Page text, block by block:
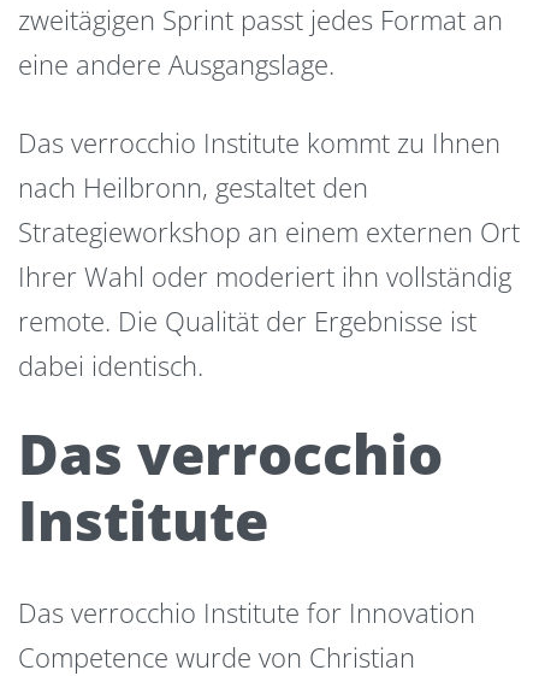
zweitägigen Sprint passt jedes Format an
eine andere Ausgangslage.
Das verrocchio Institute kommt zu Ihnen
nach Heilbronn, gestaltet den
Strategieworkshop an einem externen Ort
Ihrer Wahl oder moderiert ihn vollständig
remote. Die Qualität der Ergebnisse ist
dabei identisch.
Das verrocchio
Institute
Das verrocchio Institute for Innovation
Competence wurde von Christian